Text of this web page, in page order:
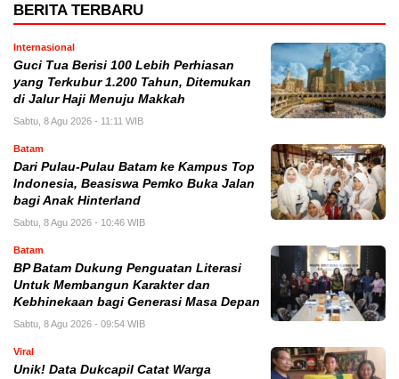
BERITA TERBARU
Internasional
Guci Tua Berisi 100 Lebih Perhiasan
yang Terkubur 1.200 Tahun, Ditemukan
di Jalur Haji Menuju Makkah
Sabtu, 8 Agu 2026 - 11:11 WIB
Batam
Dari Pulau-Pulau Batam ke Kampus Top
Indonesia, Beasiswa Pemko Buka Jalan
bagi Anak Hinterland
Sabtu, 8 Agu 2026 - 10:46 WIB
Batam
BP Batam Dukung Penguatan Literasi
Untuk Membangun Karakter dan
Kebhinekaan bagi Generasi Masa Depan
Sabtu, 8 Agu 2026 - 09:54 WIB
Viral
Unik! Data Dukcapil Catat Warga